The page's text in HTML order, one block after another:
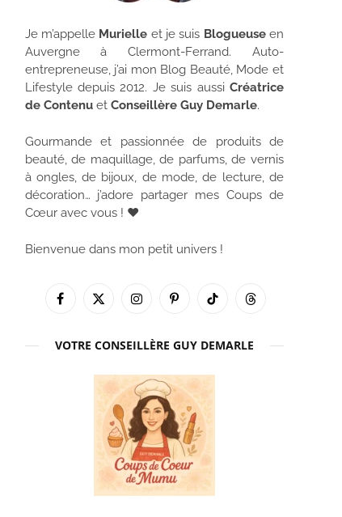
Je m’appelle Murielle et je suis Blogueuseen
Auvergne à Clermont-Ferrand. Auto-
entrepreneuse, j’ai mon Blog Beauté, Mode et
Lifestyle depuis 2012. Je suis aussi Créatrice
de Contenuet Conseillère Guy Demarle.
Gourmande et passionnée de produits de
beauté, de maquillage, de parfums, de vernis
à ongles, de bijoux, de mode, de lecture, de
décoration… j’adore partager mes Coups de
Cœur avec vous ! ♥
Bienvenue dans mon petit univers !
Facebook
X
InstagramPinterestTikTok Threads
VOTRE CONSEILLÈRE GUY DEMARLE